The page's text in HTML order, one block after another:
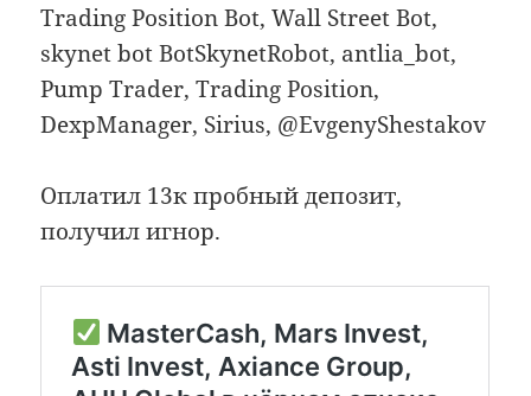
Trading Position Bot, Wall Street Bot,
skynet bot BotSkynetRobot, antlia_bot,
Pump Trader, Trading Position,
DexpManager, Sirius, @EvgenyShestakov
Оплатил 13к пробный депозит,
получил игнор.